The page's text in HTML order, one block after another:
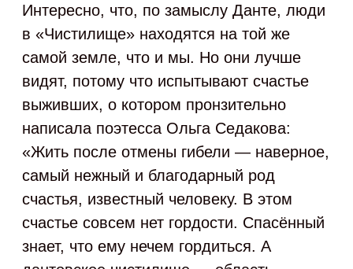
Интересно, что, по замыслу Данте, люди
в «Чистилище» находятся на той же
самой земле, что и мы. Но они лучше
видят, потому что испытывают счастье
выживших, о котором пронзительно
написала поэтесса Ольга Седакова:
«Жить после отмены гибели — наверное,
самый нежный и благодарный род
счастья, известный человеку. В этом
счастье совсем нет гордости. Спасённый
знает, что ему нечем гордиться. А